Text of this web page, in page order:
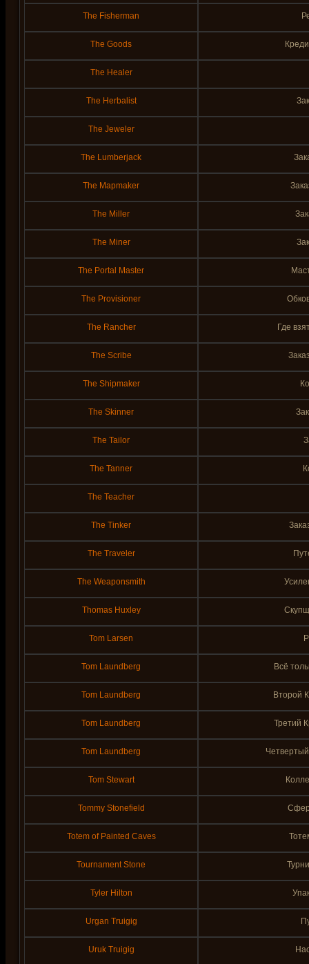
The Fisherman
The Goods
The Healer
The Herbalist
The Jeweler
The Lumberjack
The Mapmaker
The Miller
The Miner
The Portal Master
The Provisioner
The Rancher Где
The Scribe
The Shipmaker
The Skinner
The Tailor
The Tanner
The Teacher
The Tinker
The Traveler
The Weaponsmith
Thomas Huxley
Tom Larsen
Tom Laundberg Всё
Tom Laundberg Второй
Tom Laundberg Третий
Tom Laundberg
Tom Stewart
Tommy Stonefield
Totem of Painted Caves
Tournament Stone
Tyler Hilton
Urgan Truigig
Uruk Truigig